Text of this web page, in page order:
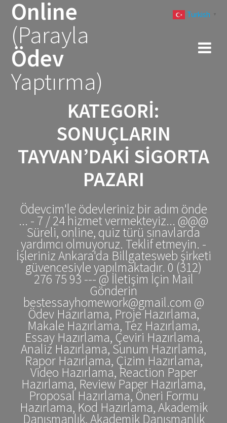
Online
(Parayla
Ödev
Yaptırma)
KATEGORI:
SONUÇLARIN
TAYVAN’DAKI SIGORTA
PAZARI
Ödevcim'le ödevleriniz bir adım önde
... - 7 / 24 hizmet vermekteyiz... @@@
Süreli, online, quiz türü sınavlarda
yardımcı olmuyoruz. Teklif etmeyin. -
İşleriniz Ankara'da Billgatesweb şirketi
güvencesiyle yapılmaktadır. 0 (312)
276 75 93 --- @ İletişim İçin Mail
Gönderin
bestessayhomework@gmail.com @
Ödev Hazırlama, Proje Hazırlama,
Makale Hazırlama, Tez Hazırlama,
Essay Hazırlama, Çeviri Hazırlama,
Analiz Hazırlama, Sunum Hazırlama,
Rapor Hazırlama, Çizim Hazırlama,
Video Hazırlama, Reaction Paper
Hazırlama, Review Paper Hazırlama,
Proposal Hazırlama, Öneri Formu
Hazırlama, Kod Hazırlama, Akademik
Danışmanlık, Akademik Danışmanlık
Turkish ▼